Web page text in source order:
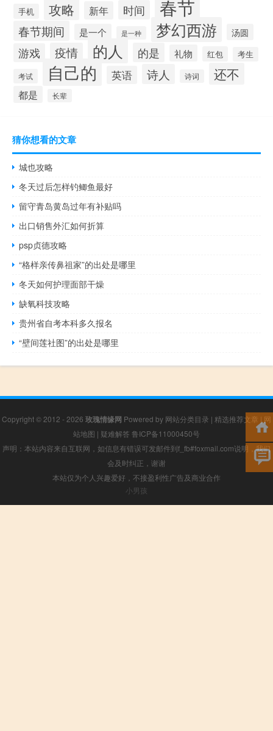
手机 攻略 新年 时间 春节
春节期间 是一个 是一种 梦幻西游 汤圆
游戏 疫情 的人 的是 礼物 红包
考生
考试
自己的 英语 诗人 诗词 还不
都是 长辈
猜你想看的文章
城也攻略
冬天过后怎样钓鲫鱼最好
留守青岛黄岛过年有补贴吗
出口销售外汇如何折算
psp贞德攻略
“格样亲传鼻祖家”的出处是哪里
冬天如何护理面部干燥
缺氧科技攻略
贵州省自考本科多久报名
“壁间莲社图”的出处是哪里
Copyright © 2012 - 2026 玫瑰情缘网 Powered by 网站分类目录 | 精选推荐文章 | 网
站地图 | 疑难解答 鲁ICP备11000450号
声明：本站内容来自互联网，如信息有错误可发邮件到f_fb#foxmail.com说明，我们
会及时纠正，谢谢
本站仅为个人兴趣爱好，不接盈利性广告及商业合作
小男孩